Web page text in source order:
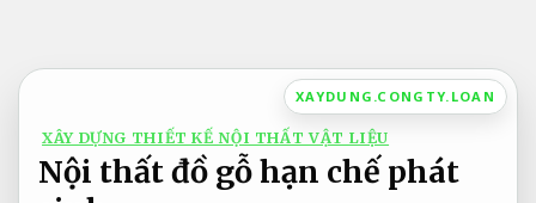
nội
dung
XAYDUNG.CONGTY.LOAN
XÂY DỰNG THIẾT KẾ NỘI THẤT VẬT LIỆU
Nội thất đồ gỗ hạn chế phát